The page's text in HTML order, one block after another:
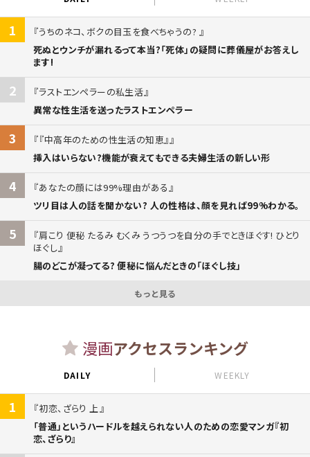
1
うちのネコ、ボクの目玉を食べちゃうの?
死ぬとウンチが漏れるって本当?「死体」の疑問に葬儀屋がお答えし
ます!
2
ラストエンペラーの私生活
異常な性生活を送ったラストエンペラー
3
『中高年のための性生活の知恵』
挿入はいらない?機能が衰えてもできる夫婦生活の新しい形
4
あなたの顔には99%理由がある
ツリ目は人の話を聞かない? 人の性格は、顔を見れば99%わかる。
5
肩こり 便秘 たるみ むくみ うつうつを自分の手でときほぐす! ひとり
ほぐし
腸のどこが凝ってる? 便秘に悩んだときの「ほぐし技」
もっと見る
漫画アクセスランキング
DAILY WEEKLY
1
初恋、ざらり 上
「普通」というハードルを越えられない人のための恋愛マンガ『初
恋、ざらり』